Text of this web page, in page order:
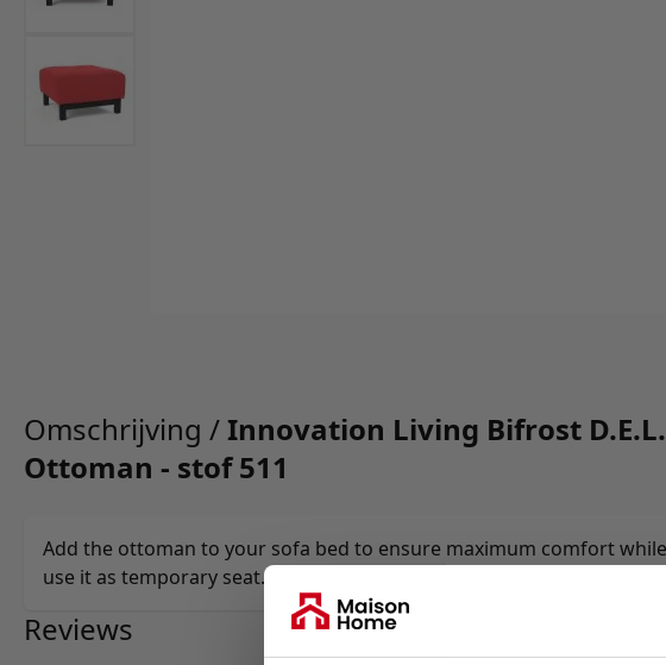
Omschrijving /Innovation Living Bifrost D.E.L.
Ottoman - stof 511
Add the ottoman to your sofa bed to ensure maximum comfort
use it as temporary seat.
Reviews